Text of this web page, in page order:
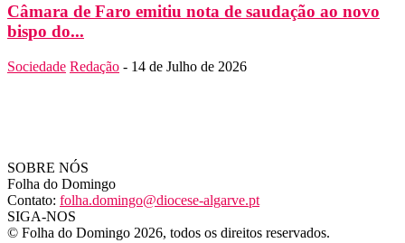
Câmara de Faro emitiu nota de saudação ao novo
bispo do...
Sociedade Redação - 14 de Julho de 2026
SOBRE NÓS
Folha do Domingo
Contato: folha.domingo@diocese-algarve.pt
SIGA-NOS
© Folha do Domingo 2026, todos os direitos reservados.